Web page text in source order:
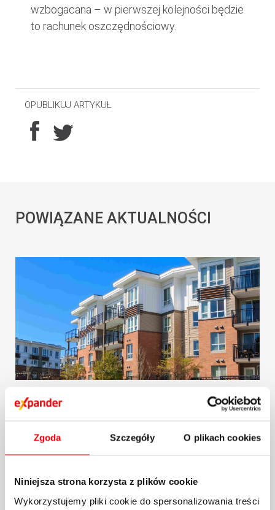
Zgoda Szczegóły O plikach cookies
Niniejsza strona korzysta z plików cookie
Wykorzystujemy pliki cookie do spersonalizowania treści
wzbogacana – w pierwszej kolejności będzie
to rachunek oszczędnościowy.
OPUBLIKUJ ARTYKUŁ
POWIĄZANE AKTUALNOŚCI
Raport Expandera i Rentier.io –
kw. 2024 r.
czynienia z dość dziwną sytuacją. Z raportu
Expandera i...